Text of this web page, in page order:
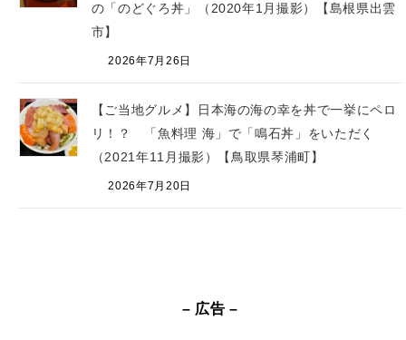
の「のどぐろ丼」（2020年1月撮影）【島根県出雲
市】
2026年7月26日
【ご当地グルメ】日本海の海の幸を丼で一挙にペロ
リ！？ 「魚料理 海」で「鳴石丼」をいただく
（2021年11月撮影）【鳥取県琴浦町】
2026年7月20日
– 広告 –